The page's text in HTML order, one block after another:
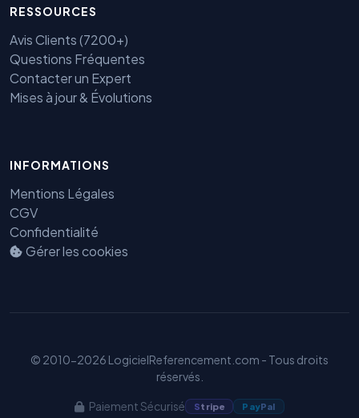
RESSOURCES
Avis Clients (7200+)
Questions Fréquentes
Contacter un Expert
Mises à jour & Évolutions
INFORMATIONS
Mentions Légales
CGV
Confidentialité
Gérer les cookies
© 2010-2026 LogicielReferencement.com - Tous droits
réservés.
Paiement Sécurisé Stripe PayPal